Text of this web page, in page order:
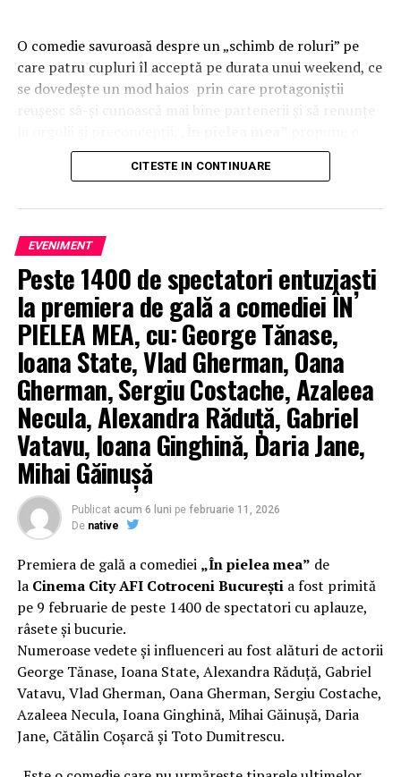
O comedie savuroasă despre un „schimb de roluri” pe
care patru cupluri îl acceptă pe durata unui weekend, ce
se dovedește un mod haios prin care protagoniștii
reușesc să-și cunoască mai bine partenerii și să renunțe
experiență de cinema relaxantă și amuzantă.
Mai multe detalii:inpieleamea.ro
Reprezentativă pentru modul în care majoritatea
tinerilor se raportează la relațiile de cuplu, comedia „În
pielea mea” îi reunește în distribuție pe Ioana State,
George Tănase, Sergiu Costache, Oana Gherman,
Vlad Gherman, Azaleea Necula, Alexandra Răduță,
Gabriel Vatavu, alături de Ioana Ginghină, Mihai
Găinușă, Daria Janeși alții.
Regizorul și scenaristul Paul Decu, absolvent al
Facultății de Teatru UNATC „I.L.Caragiale” și al
masteratului în regie de film de la MetFilm School
Londra, a colaborat la realizarea primului său
lungmetraj cu o echipă de profesioniști din care fac
parteAdrian Pădurețu (imagine), Bogdan Ivanovici
(costume).
Mai multe detalii, imagini de la filmări, fragmente din
film și declarații din partea actorilor sunt disponibile pe
paginile social media ale filmului deFacebook,
Instagram,TikTok.
„În Pielea Mea”este un film produs de: CB MOTION
PICTURES.
CITESTE IN CONTINUARE
EVENIMENT
Peste 1400 de spectatori entuziaști
la premiera de gală a comediei ÎN
PIELEA MEA, cu: George Tănase,
Ioana State, Vlad Gherman, Oana
Gherman, Sergiu Costache, Azaleea
Necula, Alexandra Răduță, Gabriel
Vatavu, Ioana Ginghină, Daria Jane,
Mihai Găinușă
Publicat acum 6 luni pe februarie 11, 2026
De native
Premiera de gală a comediei „În pielea mea” de
la Cinema City AFI Cotroceni Bucureștia fost primită
pe 9 februarie de peste 1400 de spectatori cu aplauze,
râsete și bucurie.
Numeroase vedete și influenceri au fost alături de actorii
George Tănase, Ioana State, Alexandra Răduță, Gabriel
Vatavu, Vlad Gherman, Oana Gherman, Sergiu Costache,
Azaleea Necula, Ioana Ginghină, Mihai Găinușă, Daria
Jane, Cătălin Coșarcă și Toto Dumitrescu.